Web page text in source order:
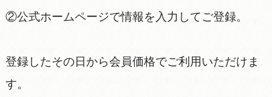
②公式ホームページで情報を入力してご登録。
登録したその日から会員価格でご利用いただけま
す。